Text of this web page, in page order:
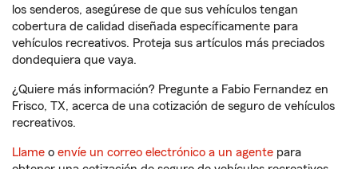
los senderos, asegúrese de que sus vehículos tengan
cobertura de calidad diseñada específicamente para
vehículos recreativos. Proteja sus artículos más preciados
dondequiera que vaya.
¿Quiere más información? Pregunte a Fabio Fernandez en
Frisco, TX, acerca de una cotización de seguro de vehículos
recreativos.
Llame o envíe un correo electrónico a un agente para